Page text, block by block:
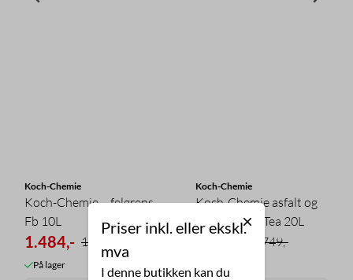
Koch-Chemie
Koch-Chemie – felgrens
Fb 10L
1.484,- 1.649,-
På lager
Koch-Chemie
Koch-Chemie asfalt og
tjærefjerner Tea 20L
1.749,-
Priser inkl. eller ekskl.
mva
I denne butikken kan du